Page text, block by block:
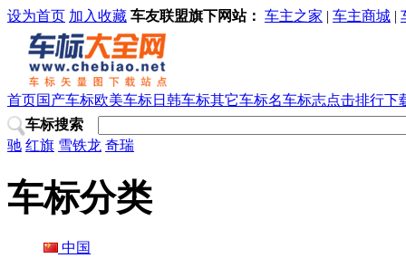
设为首页 加入收藏 车友联盟旗下网站： 车主之家 | 车主商城 |
首页国产车标欧美车标日韩车标其它车标名车标志点击排行下
车标搜索
驰 红旗 雪铁龙 奇瑞
车标分类
中国